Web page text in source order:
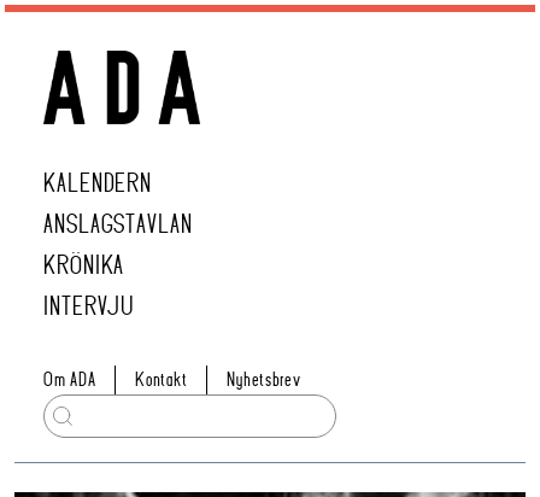
KALENDERN
ANSLAGSTAVLAN
KRÖNIKA
INTERVJU
Om ADA Kontakt Nyhetsbrev